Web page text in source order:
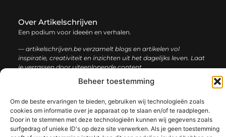
Beheer toestemming
Om de beste ervaringen te bieden, gebruiken wij technologieën zoals
cookies om informatie over je apparaat op te slaan en/of te raadplegen.
Door in te stemmen met deze technologieën kunnen wij gegevens zoals
surfgedrag of unieke ID's op deze site verwerken. Als je geen toestemming
Over Artikelschrijven
Een podium voor ideeën en verhalen.
— artikelschrijven.be verzamelt blogs en artikelen vol
inspiratie, creativiteit en inzichten uit het dagelijks leven. Laat
je verrassen door uiteenlopende content.
informatie